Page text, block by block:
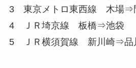
3 東京メトロ東西線 木場⇒
4 ＪＲ埼京線 板橋⇒池袋
5 ＪＲ横須賀線 新川崎⇒品